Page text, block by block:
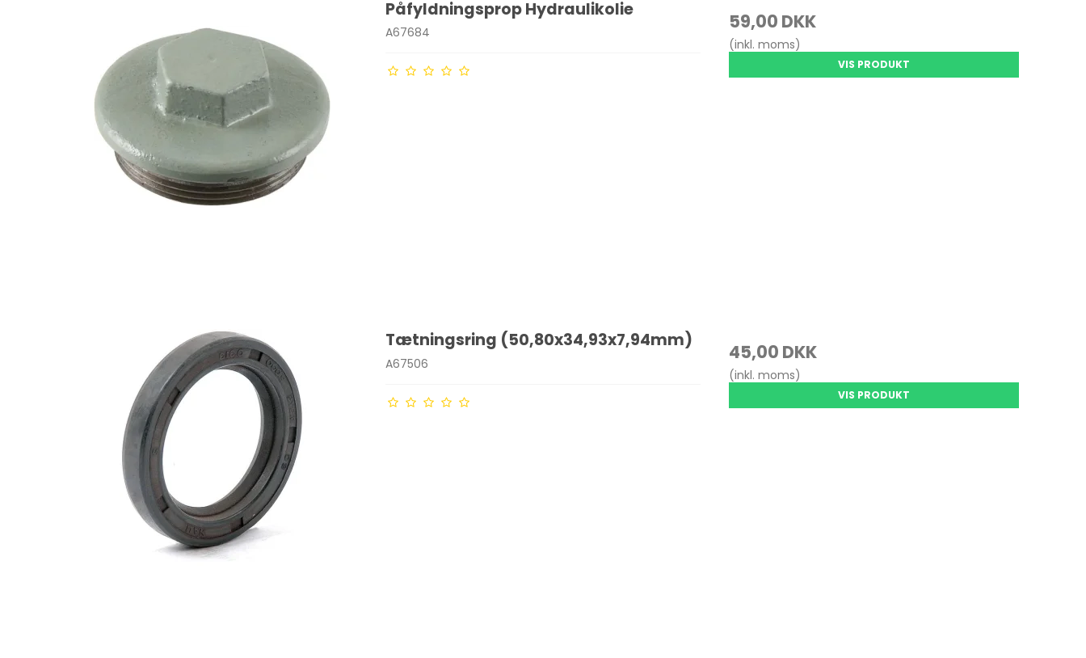
Påfyldningsprop Hydraulikolie
A67684 59,00 DKK
(inkl. moms)
VIS PRODUKT
Tætningsring (50,80x34,93x7,94mm)
A67506 45,00 DKK
(inkl. moms)
VIS PRODUKT